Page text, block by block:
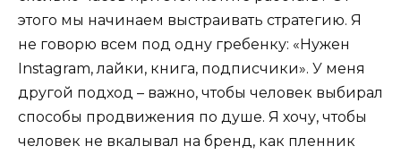
этого мы начинаем выстраивать стратегию. Я
не говорю всем под одну гребенку: «Нужен
Instagram, лайки, книга, подписчики». У меня
другой подход – важно, чтобы человек выбирал
способы продвижения по душе. Я хочу, чтобы
человек не вкалывал на бренд, как пленник